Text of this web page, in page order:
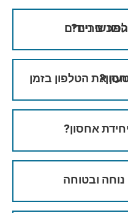
לכל סוגי המכשירים?
בתא אחסון?
אחסון?